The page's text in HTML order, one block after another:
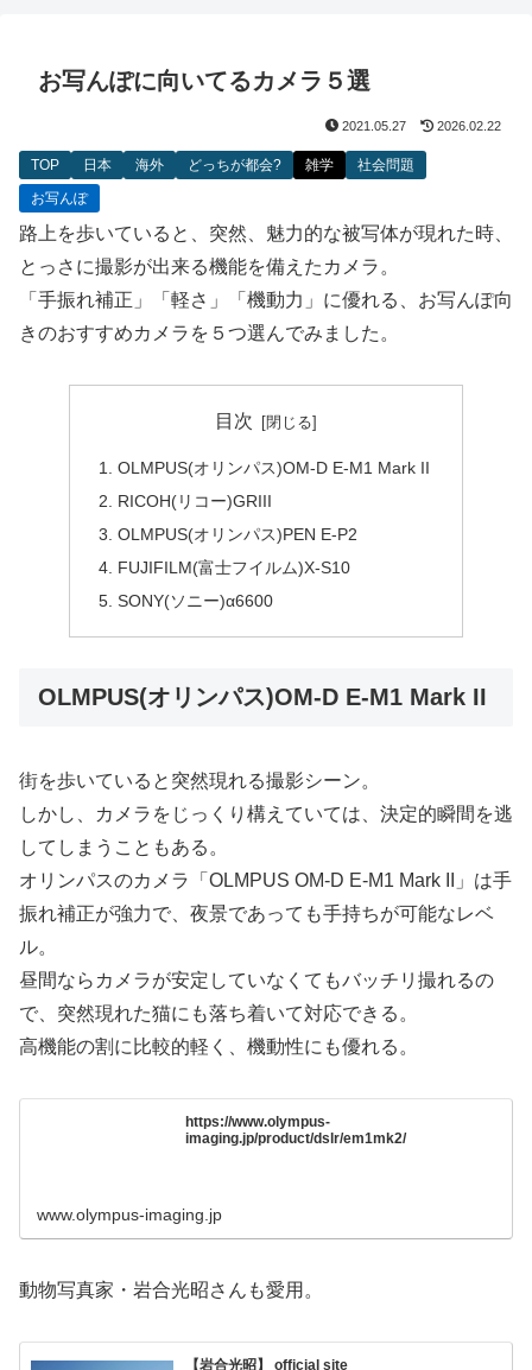
お写んぽに向いてるカメラ５選
2021.05.27 2026.02.22
TOP 日本 海外 どっちが都会? 雑学 社会問題
お写んぽ
路上を歩いていると、突然、魅力的な被写体が現れた時、
とっさに撮影が出来る機能を備えたカメラ。
「手振れ補正」「軽さ」「機動力」に優れる、お写んぽ向
きのおすすめカメラを５つ選んでみました。
目次
OLMPUS(オリンパス)OM-D E-M1 Mark II
RICOH(リコー)GRIII
OLMPUS(オリンパス)PEN E-P2
FUJIFILM(富士フイルム)X-S10
SONY(ソニー)α6600
OLMPUS(オリンパス)OM-D E-M1 Mark II
街を歩いていると突然現れる撮影シーン。
しかし、カメラをじっくり構えていては、決定的瞬間を逃
してしまうこともある。
オリンパスのカメラ「OLMPUS OM-D E-M1 Mark II」は手
振れ補正が強力で、夜景であっても手持ちが可能なレベ
ル。
昼間ならカメラが安定していなくてもバッチリ撮れるの
で、突然現れた猫にも落ち着いて対応できる。
高機能の割に比較的軽く、機動性にも優れる。
https://www.olympus-
imaging.jp/product/dslr/em1mk2/
www.olympus-imaging.jp
動物写真家・岩合光昭さんも愛用。
【岩合光昭】 official site